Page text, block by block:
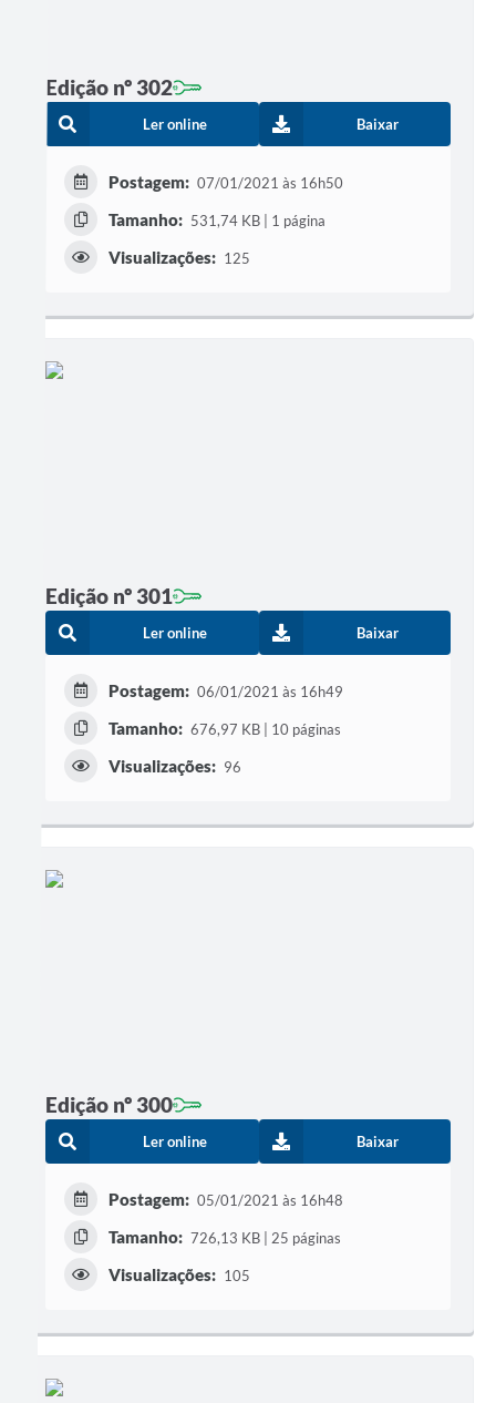
Edição nº 302
Ler online Baixar
Postagem: 07/01/2021 às 16h50
Tamanho: 531,74 KB | 1 página
Visualizações: 125
Edição nº 301
Ler online Baixar
Postagem: 06/01/2021 às 16h49
Tamanho: 676,97 KB | 10 páginas
Visualizações: 96
Edição nº 300
Ler online Baixar
Postagem: 05/01/2021 às 16h48
Tamanho: 726,13 KB | 25 páginas
Visualizações: 105